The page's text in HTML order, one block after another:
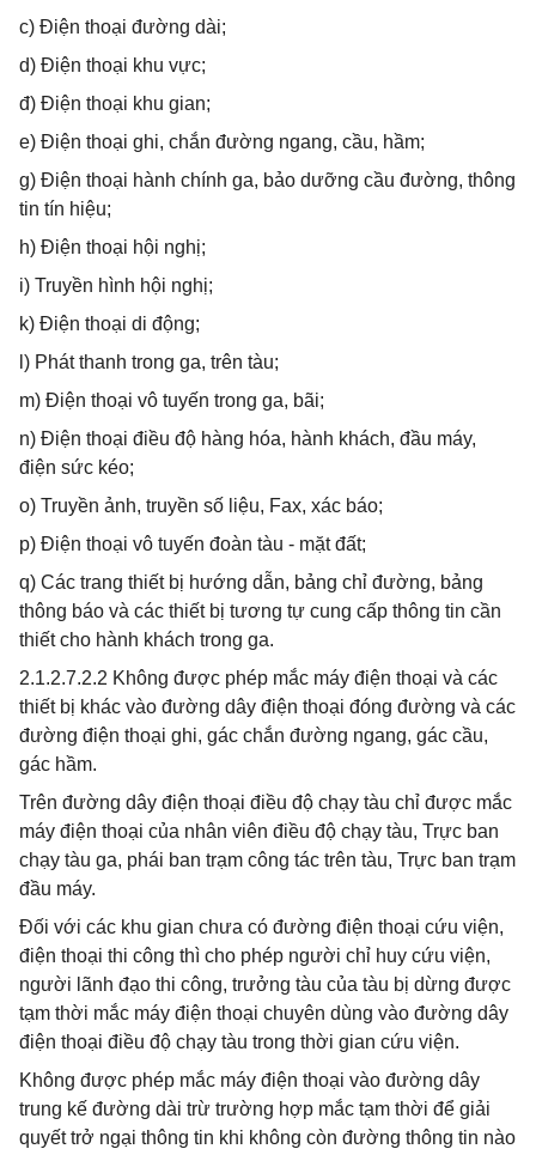
c) Điện thoại đường dài;
d) Điện thoại khu vực;
đ) Điện thoại khu gian;
e) Điện thoại ghi, chắn đường ngang, cầu, hầm;
g) Điện thoại hành chính ga, bảo dưỡng cầu đường, thông
tin tín hiệu;
h) Điện thoại hội nghị;
i) Truyền hình hội nghị;
k) Điện thoại di động;
l) Phát thanh trong ga, trên tàu;
m) Điện thoại vô tuyến trong ga, bãi;
n) Điện thoại điều độ hàng hóa, hành khách, đầu máy,
điện sức kéo;
o) Truyền ảnh, truyền số liệu, Fax, xác báo;
p) Điện thoại vô tuyến đoàn tàu - mặt đất;
q) Các trang thiết bị hướng dẫn, bảng chỉ đường, bảng
thông báo và các thiết bị tương tự cung cấp thông tin cần
thiết cho hành khách trong ga.
2.1.2.7.2.2 Không được phép mắc máy điện thoại và các
thiết bị khác vào đường dây điện thoại đóng đường và các
đường điện thoại ghi, gác chắn đường ngang, gác cầu,
gác hầm.
Trên đường dây điện thoại điều độ chạy tàu chỉ được mắc
máy điện thoại của nhân viên điều độ chạy tàu, Trực ban
chạy tàu ga, phái ban trạm công tác trên tàu, Trực ban trạm
đầu máy.
Đối với các khu gian chưa có đường điện thoại cứu viện,
điện thoại thi công thì cho phép người chỉ huy cứu viện,
người lãnh đạo thi công, trưởng tàu của tàu bị dừng được
tạm thời mắc máy điện thoại chuyên dùng vào đường dây
điện thoại điều độ chạy tàu trong thời gian cứu viện.
Không được phép mắc máy điện thoại vào đường dây
trung kế đường dài trừ trường hợp mắc tạm thời để giải
quyết trở ngại thông tin khi không còn đường thông tin nào